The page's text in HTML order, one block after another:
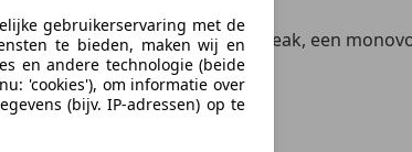
gebruikerservaring met de
te bieden, maken wij en
en andere technologie (beide
'cookies'), om informatie over
(bijv. IP-adressen) op te
die de voordelen van een break, een